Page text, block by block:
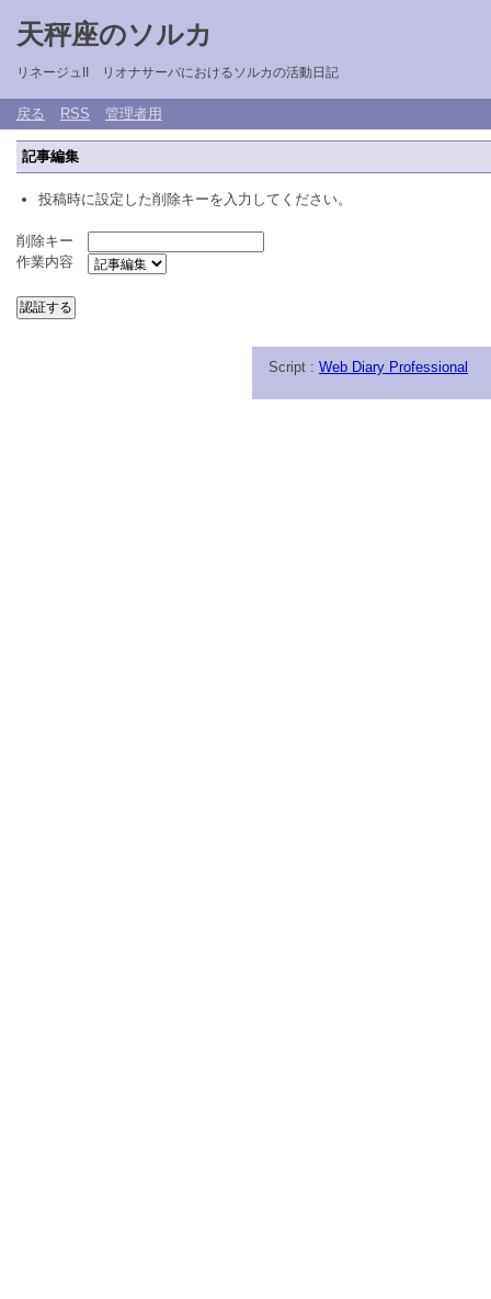
天秤座のソルカ
リネージュII リオナサーバにおけるソルカの活動日記
戻る RSS 管理者用
記事編集
投稿時に設定した削除キーを入力してください。
削除キー
作業内容
Script : Web Diary Professional